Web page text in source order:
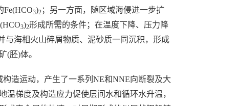
Fe(HCO3)2；另一方面，随区域海侵进一步扩
3)2形成所需的条件；在温度下降、压力降
与海相火山碎屑物质、泥砂质一同沉积，形成
(胚)体。
造运动，产生了一系列NE和NNE向断裂及大
梯度及构造应力促使层间水和循环水升温，